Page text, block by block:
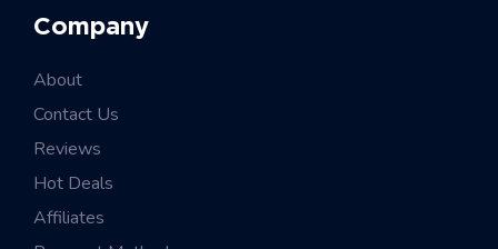
Company
About
Contact Us
Reviews
Hot Deals
Affiliates